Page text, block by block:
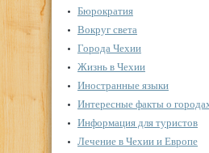
Бюрократия
Вокруг света
Города Чехии
Жизнь в Чехии
Иностранные языки
Интересные факты о
Информация для туристов
Лечение в Чехии и Европе